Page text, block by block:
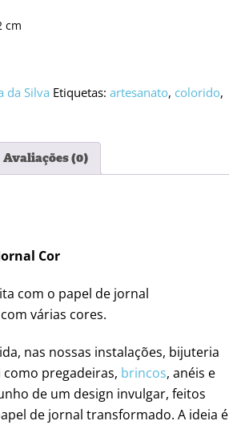
cm
da Silva Etiquetas: artesanato, colorido,
Avaliações (0)
Cor
com o papel de jornal
várias cores.
nas nossas instalações, bijuteria
pregadeiras, brincos, anéis e
de um design invulgar, feitos
de jornal transformado. A ideia é